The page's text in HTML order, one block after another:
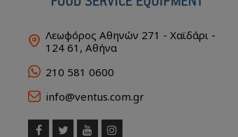
Λεωφόρος Αθηνών 271 - Χαϊδάρι -
124 61, Αθήνα
210 581 0600
info@ventus.com.gr